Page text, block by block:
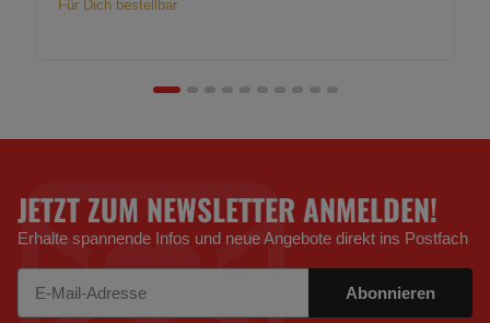
Für Dich bestellbar
JETZT ZUM NEWSLETTER ANMELDEN!
Erhalte spannende Infos und neue Angebote direkt ins Postfach
Abonnieren